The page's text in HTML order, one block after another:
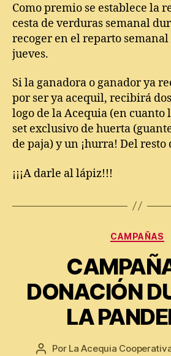
Como premio se establece la
cesta de verduras semanal
recoger en el reparto
jueves.
Si la ganadora o ganador ya
por ser ya acequil, recibirá
logo de la Acequia (en cuanto
set exclusivo de huerta
de paja) y un ¡hurra! Del resto
¡¡¡A darle al lápiz!!!
CAMPAÑAS
DONACIÓN
LA
Autor
Por La Acequia